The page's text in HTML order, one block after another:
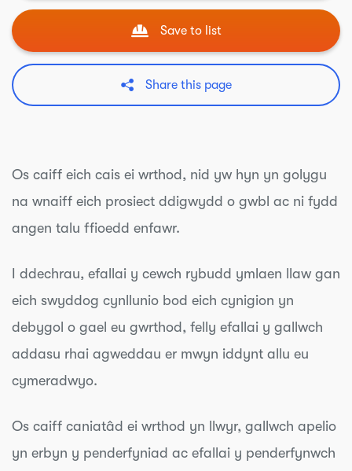
Save to list
Share this page
Os caiff eich cais ei wrthod, nid yw hyn yn golygu
na wnaiff eich prosiect ddigwydd o gwbl ac ni fydd
angen talu ffioedd enfawr.
I ddechrau, efallai y cewch rybudd ymlaen llaw gan
eich swyddog cynllunio bod eich cynigion yn
debygol o gael eu gwrthod, felly efallai y gallwch
addasu rhai agweddau er mwyn iddynt allu eu
cymeradwyo.
Os caiff caniatâd ei wrthod yn llwyr, gallwch apelio
yn erbyn y penderfyniad ac efallai y penderfynwch